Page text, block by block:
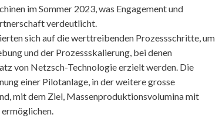
im Sommer 2023, was Engagement und
verdeutlicht.
sich auf die werttreibenden Prozessschritte, um
und der Prozessskalierung, bei denen
von Netzsch-Technologie erzielt werden. Die
einer Pilotanlage, in der weitere grosse
mit dem Ziel, Massenproduktionsvolumina mit